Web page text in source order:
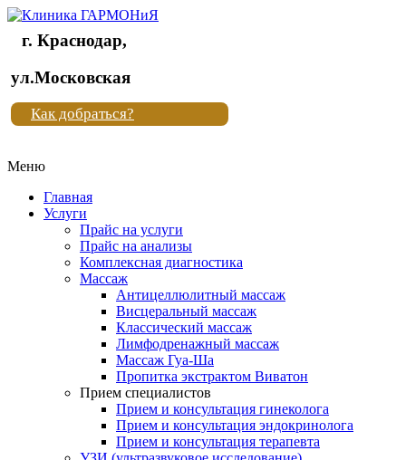
Клиника
"Новая
жизнь"
Клиника
жизнь"
г. Краснодар,
ул.Московская
Как добраться?
Меню
Главная
Услуги
Прайс на услуги
Прайс на анализы
Комплексная диагностика
Массаж
Антицеллюлитный массаж
Висцеральный массаж
Классический массаж
Лимфодренажный массаж
Массаж Гуа-Ша
Пропитка экстрактом Виватон
Прием специалистов
Прием и консультация гинеколога
Прием и консультация эндокринолога
Прием и консультация терапевта